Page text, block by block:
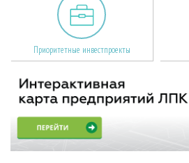
Приоритетные инвестпроекты